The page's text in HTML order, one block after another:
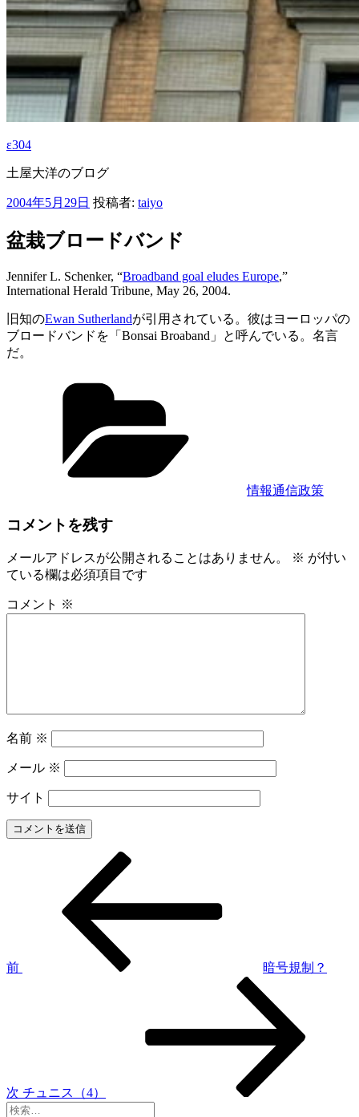
ε304
土屋大洋のブログ
投
日:
2004年5月29日 投稿者: taiyo
盆栽ブロードバンド
Jennifer L. Schenker, “Broadband goal eludes Europe,”
International Herald Tribune, May 26, 2004.
旧知のEwan Sutherlandが引用されている。彼はヨーロッパの
ブロードバンドを「Bonsai Broaband」と呼んでいる。名言
だ。
情報通信政策
コメントを残す
メールアドレスが公開されることはありません。 ※ が付い
ている欄は必須項目です
コメント ※
名前 ※
メール ※
サイト
ゲ
前
暗号規制？
次 チュニス（4）
検